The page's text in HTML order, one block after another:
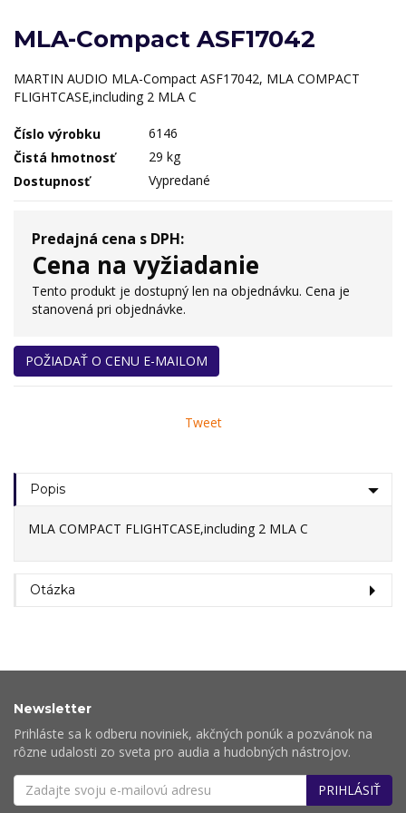
MLA-Compact ASF17042
MARTIN AUDIO MLA-Compact ASF17042, MLA COMPACT
FLIGHTCASE,including 2 MLA C
Číslo výrobku
6146
Čistá hmotnosť
29 kg
Dostupnosť
Vypredané
Predajná cena s DPH:
Cena na vyžiadanie
Tento produkt je dostupný len na objednávku. Cena je
stanovená pri objednávke.
POŽIADAŤ O CENU E-MAILOM
Tweet
Popis
MLA COMPACT FLIGHTCASE,including 2 MLA C
Otázka
Newsletter
Prihláste sa k odberu noviniek, akčných ponúk a pozvánok na
rôzne udalosti zo sveta pro audia a hudobných nástrojov.
PRIHLÁSIŤ